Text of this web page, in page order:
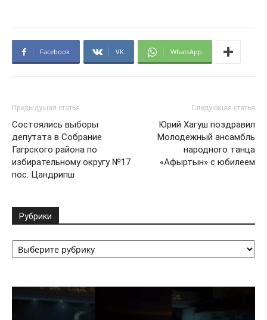
Facebook VK WhatsApp
Предыдущая статья
Состоялись выборы
депутата в Собрание
Гагрского района по
избирательному округу №17
пос. Цандрипш
Следующая статья
Юрий Хагуш поздравил
Молодежный ансамбль
народного танца
«Афыртын» с юбилеем
Рубрики
Рубрики